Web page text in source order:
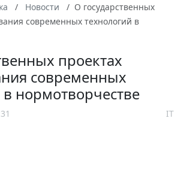
Новости
О государственных
современных технологий в
проектах
современных
нормотворчестве
IT